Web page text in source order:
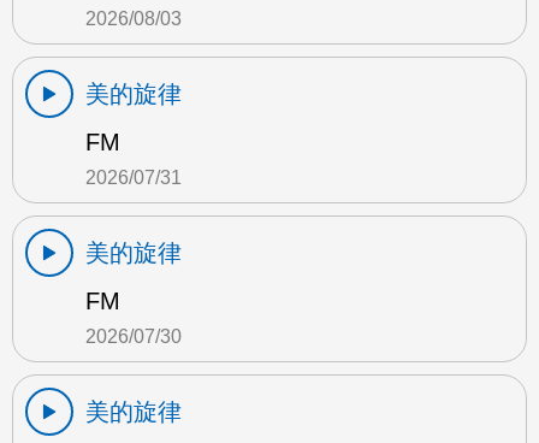
2026/08/03
美的旋律
FM
2026/07/31
美的旋律
FM
2026/07/30
美的旋律